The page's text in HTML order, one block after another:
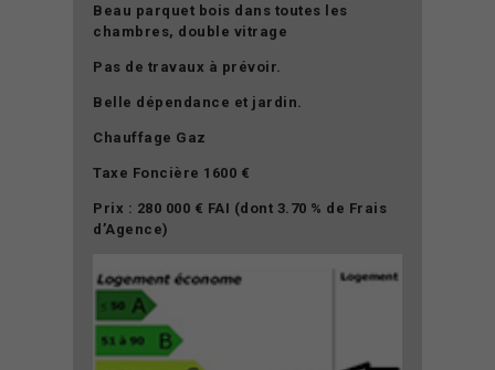
Beau parquet bois dans toutes les
chambres, double vitrage
Pas de travaux à prévoir.
Belle dépendance et jardin.
Chauffage Gaz
Taxe Foncière 1600 €
Prix : 280 000 € FAI (dont 3.70 % de Frais
d’Agence)